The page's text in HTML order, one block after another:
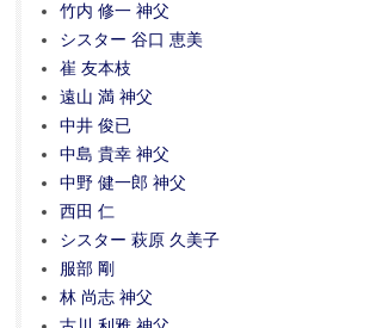
竹内 修一 神父
シスター 谷口 恵美
崔 友本枝
遠山 満 神父
中井 俊已
中島 貴幸 神父
中野 健一郎 神父
西田 仁
シスター 萩原 久美子
服部 剛
林 尚志 神父